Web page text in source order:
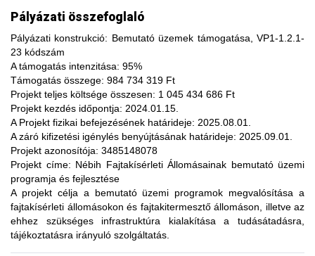
Pályázati összefoglaló
Pályázati konstrukció: Bemutató üzemek támogatása, VP1-1.2.1-
23 kódszám
A támogatás intenzitása: 95%
Támogatás összege: 984 734 319 Ft
Projekt teljes költsége összesen: 1 045 434 686 Ft
Projekt kezdés időpontja: 2024.01.15.
A Projekt fizikai befejezésének határideje: 2025.08.01.
A záró kifizetési igénylés benyújtásának határideje: 2025.09.01.
Projekt azonosítója: 3485148078
Projekt címe: Nébih Fajtakísérleti Állomásainak bemutató üzemi
programja és fejlesztése
A projekt céljaa bemutató üzemi programok megvalósítása a
fajtakísérleti állomásokon és fajtakitermesztő állomáson, illetve az
ehhez szükséges infrastruktúra kialakítása a tudásátadásra,
tájékoztatásra irányuló szolgáltatás.
A fajtakísérleti és fajtakitermesztési állomások
modernizálásával, olyan növényfajta kísérleteket lehet
végezni, melyekkel limitálhatóak a mezőgazdasági termesztés
bizonytalanságából adódó negatív hatások, növelhető a
termésbiztonság, valamint a növényi kórokozókkal, kártevőkkel
szembeni ellenálló képesség. A fajtakísérlet során megszerzett
tapasztalatok átadása az agrárgazdaság szereplői részére egy
olyan, a hagyományostól eltérő jellegű tudás megszerzési
lehetőség, amelynek során a résztvevők elsősorban
gyakorlatorientált ismeretanyaggal, tapasztalatokkal
gazdagodhatnak, a fajtahasználaton túl, az aktuális termelési
eljárások és gazdaságszervezési minták alkalmazása
tekintetében. A gazdálkodók olyan innovatív ismereteket,
növénykultúrákat (fajtákat), környezetvédelmi megoldásokat
ismerhetnek meg, amelyek alkalmazása révén
optimalizálhatják a termelést, csökkenthetik a szennyezőanyag
kibocsátást, valamint eredményesen alkalmazkodhatnak a